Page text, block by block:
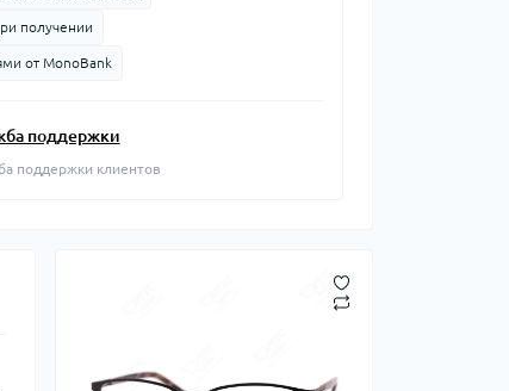
получении
от MonoBank
поддержки
поддержки клиентов